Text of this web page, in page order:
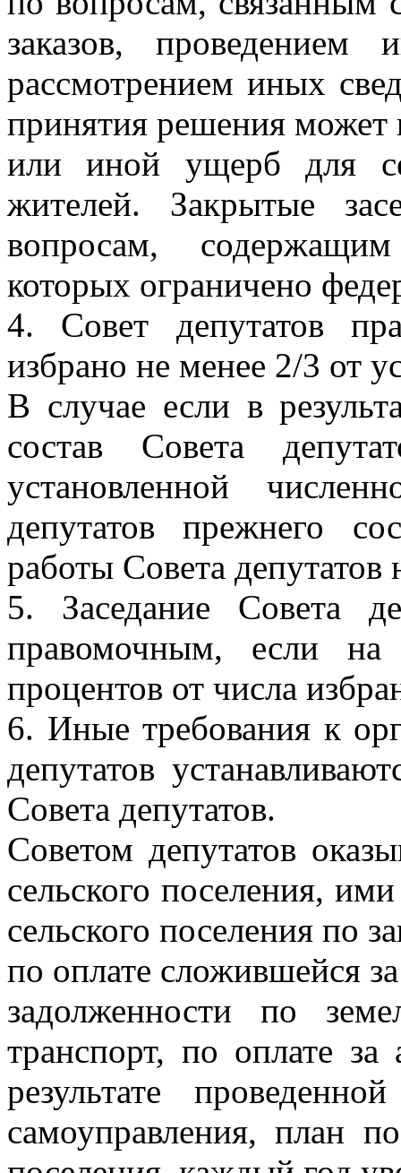
заказов, проведением
рассмотрением иных
принятия решения может
или иной ущерб для
жителей. Закрытые
вопросам, содержащим
которых ограничено
4. Совет депутатов
избрано не менее 2/3 от
В случае если в
состав Совета
установленной
депутатов прежнего
работы Совета депутатов
5. Заседание Совета
правомочным, если на
процентов от числа
6. Иные требования к
депутатов
Совета депутатов.
Советом депутатов
сельского поселения,
сельского поселения по
по оплате сложившейся
задолженности по
транспорт, по оплате
результате
самоуправления, план